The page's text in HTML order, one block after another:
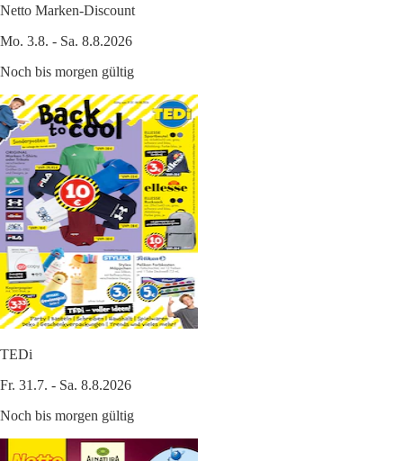
Netto Marken-Discount
Mo. 3.8. - Sa. 8.8.2026
Noch bis morgen gültig
TEDi
Fr. 31.7. - Sa. 8.8.2026
Noch bis morgen gültig